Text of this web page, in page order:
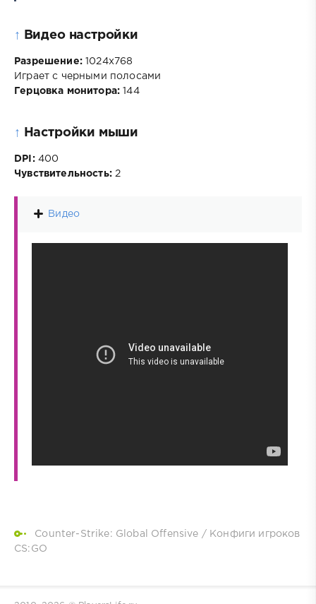
↑ Видео настройки
Разрешение:1024x768
Играет с черными полосами
Герцовка монитора: 144
↑ Настройки мыши
DPI:400
Чувствительность:2
Видео
Counter-Strike: Global Offensive / Конфиги игроков
CS:GO